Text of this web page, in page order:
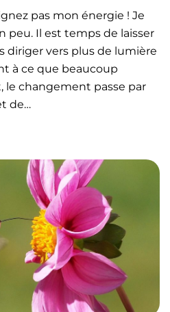
pas mon énergie ! Je
peu. Il est temps de laisser
diriger vers plus de lumière
à ce que beaucoup
le changement passe par
de…